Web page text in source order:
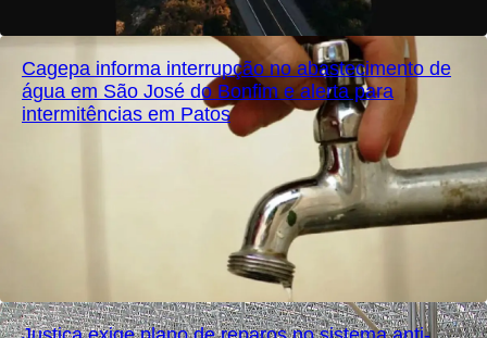
Cagepa informa interrupção no abastecimento de
água em São José do Bonfim e alerta para
intermitências em Patos